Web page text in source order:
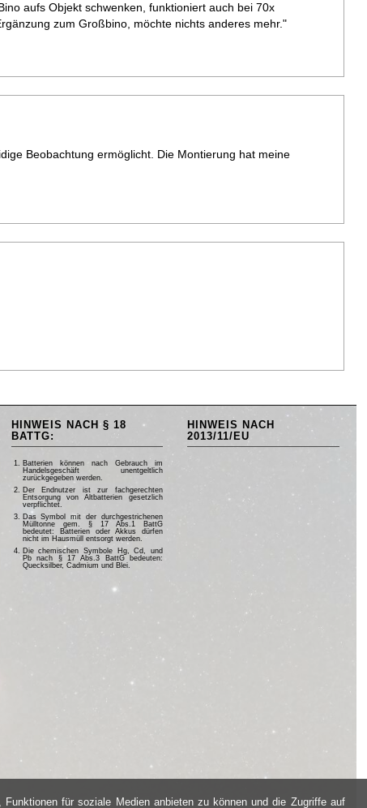
aufs Objekt schwenken, funktioniert auch bei 70x
zum Großbino, möchte nichts anderes mehr."
Beobachtung ermöglicht. Die Montierung hat meine
HINWEIS NACH § 18
BATTG:
Batterien können nach Gebrauch im
Handelsgeschäft unentgeltlich
zurückgegeben werden.
Der Endnutzer ist zur fachgerechten
Entsorgung von Altbatterien gesetzlich
verpflichtet.
Das Symbol mit der durchgestrichenen
Mülltonne gem. § 17 Abs.1 BattG
bedeutet: Batterien oder Akkus dürfen
nicht im Hausmüll entsorgt werden.
Die chemischen Symbole Hg, Cd, und
Pb nach § 17 Abs.3 BattG bedeuten:
Quecksilber, Cadmium und Blei.
HINWEIS NACH
2013/11/EU
für soziale Medien anbieten zu können und die Zugriffe auf